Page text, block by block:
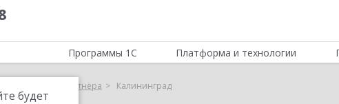
будет
Программы 1С Платформа и технологии
Выбор партнёра Калининград